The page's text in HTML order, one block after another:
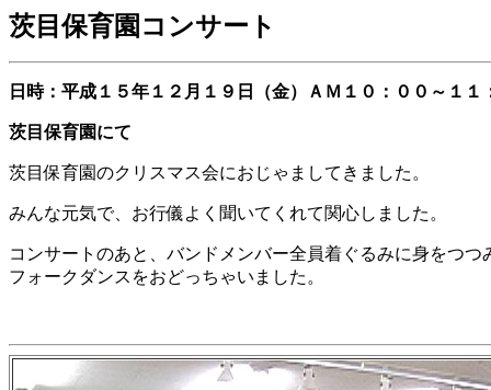
茨目保育園 コンサート
日時：平成１５年１２月１９日（金）ＡＭ１０：００～１１
茨目保育園にて
茨目保育園のクリスマス会におじゃましてきました。
みんな元気で、お行儀よく聞いてくれて関心しました。
コンサートのあと、バンドメンバー全員着ぐるみに身をつつ
フォークダンスをおどっちゃいました。